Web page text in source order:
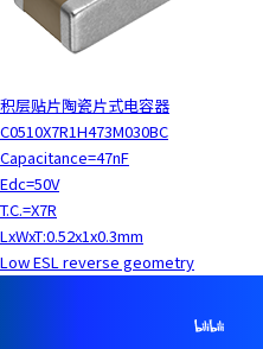
积层贴片陶瓷片式电容器
C0510X7R1H473M030BC
Capacitance=47nF
Edc=50V
T.C.=X7R
LxWxT:0.52x1x0.3mm
Low ESL reverse geometry